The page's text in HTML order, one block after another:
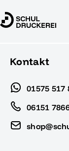
Kontakt
01575 517
06151